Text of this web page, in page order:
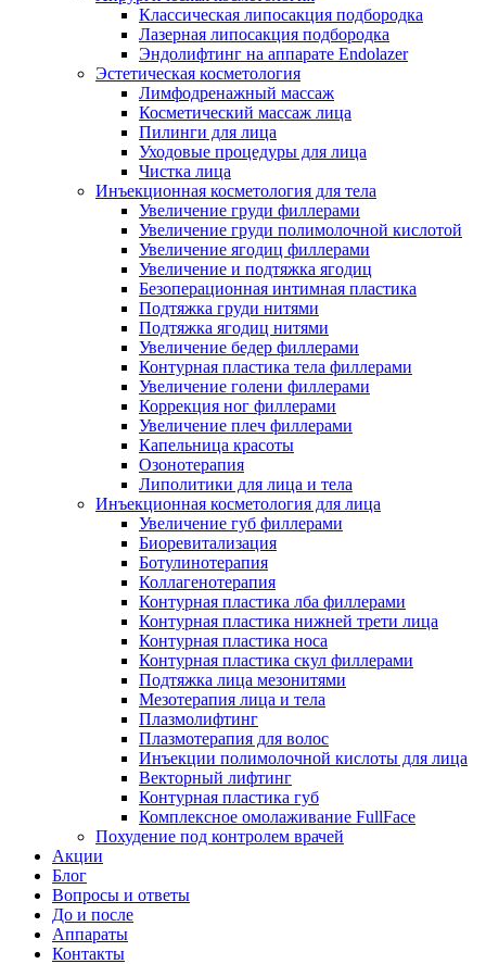
Классическая липосакция подбородка
Лазерная липосакция подбородка
Эндолифтинг на аппарате Endolazer
Эстетическая косметология
Лимфодренажный массаж
Косметический массаж лица
Пилинги для лица
Уходовые процедуры для лица
Чистка лица
Инъекционная косметология для тела
Увеличение груди филлерами
Увеличение груди полимолочной кислотой
Увеличение ягодиц филлерами
Увеличение и подтяжка ягодиц
Безоперационная интимная пластика
Подтяжка груди нитями
Подтяжка ягодиц нитями
Увеличение бедер филлерами
Контурная пластика тела филлерами
Увеличение голени филлерами
Коррекция ног филлерами
Увеличение плеч филлерами
Капельница красоты
Озонотерапия
Липолитики для лица и тела
Инъекционная косметология для лица
Увеличение губ филлерами
Биоревитализация
Ботулинотерапия
Коллагенотерапия
Контурная пластика лба филлерами
Контурная пластика нижней трети лица
Контурная пластика носа
Контурная пластика скул филлерами
Подтяжка лица мезонитями
Мезотерапия лица и тела
Плазмолифтинг
Плазмотерапия для волос
Инъекции полимолочной кислоты для лица
Векторный лифтинг
Контурная пластика губ
Комплексное омолаживание FullFace
Похудение под контролем врачей
Акции
Блог
Вопросы и ответы
До и после
Аппараты
Контакты